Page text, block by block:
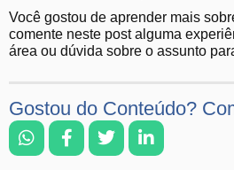
Você gostou de aprender mais
comente neste post alguma
área ou dúvida sobre o assunto
Gostou do Conteúdo?